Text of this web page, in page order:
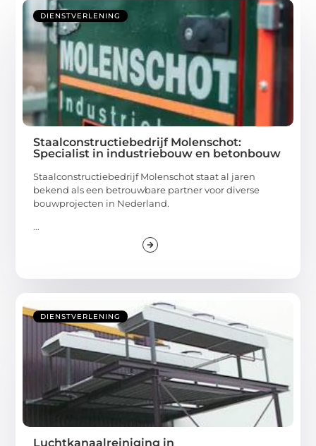
DIENSTVERLENING
Staalconstructiebedrijf Molenschot:
Specialist in industriebouw en betonbouw
Staalconstructiebedrijf Molenschot staat al jaren
bekend als een betrouwbare partner voor diverse
bouwprojecten in Nederland.
...
DIENSTVERLENING
Luchtkanaalreiniging in